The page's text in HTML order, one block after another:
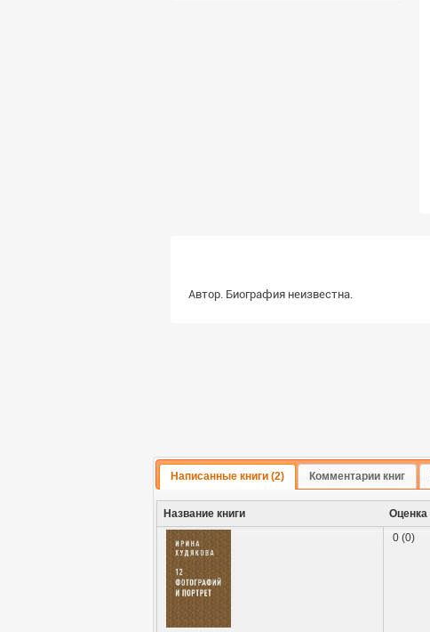
Автор. Биография неизвестна.
Написанные книги (2) Комментарии книг
Название книги Оценка
0 (0)